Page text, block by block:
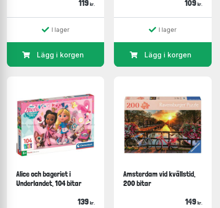
119 kr.
I lager
Lägg i korgen
109 kr.
I lager
Lägg i korgen
Alice och bageriet i
Underlandet, 104 bitar
139 kr.
Amsterdam vid kvällstid,
200 bitar
149 kr.